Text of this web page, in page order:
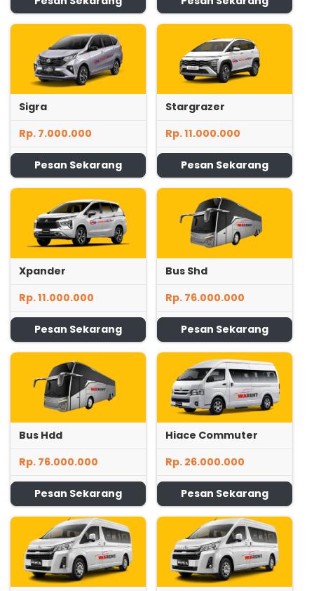
Sigra
Rp. 7.000.000
Pesan Sekarang
Stargrazer
Rp. 11.000.000
Pesan Sekarang
Xpander
Rp. 11.000.000
Pesan Sekarang
Bus Shd
Rp. 76.000.000
Pesan Sekarang
Bus Hdd
Rp. 76.000.000
Pesan Sekarang
Hiace Commuter
Rp. 26.000.000
Pesan Sekarang